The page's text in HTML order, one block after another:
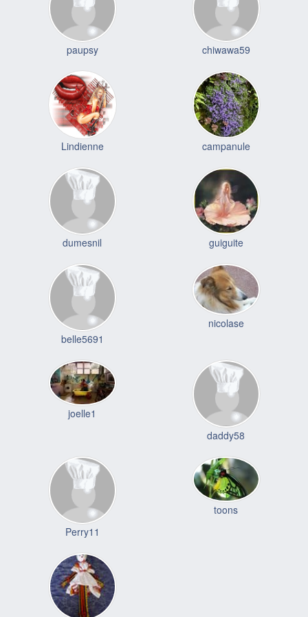
paupsy chiwawa59
Lindienne campanule
dumesnil guiguite
belle5691
nicolase
joelle1
daddy58
Perry11
toons